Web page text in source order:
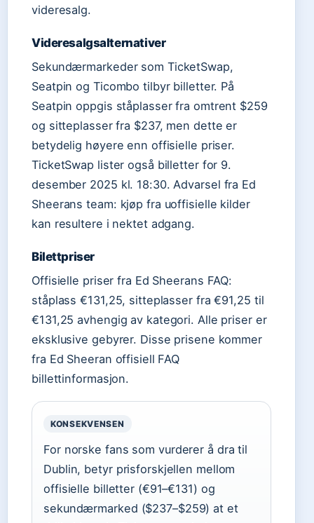
videresalg.
Videresalgsalternativer
Sekundærmarkeder som TicketSwap,
Seatpin og Ticombo tilbyr billetter. På
Seatpin oppgis ståplasser fra omtrent $259
og sitteplasser fra $237, men dette er
betydelig høyere enn offisielle priser.
TicketSwap lister også billetter for 9.
desember 2025 kl. 18:30. Advarsel fra Ed
Sheerans team: kjøp fra uoffisielle kilder
kan resultere i nektet adgang.
Bilettpriser
Offisielle priser fra Ed Sheerans FAQ:
ståplass €131,25, sitteplasser fra €91,25 til
€131,25 avhengig av kategori. Alle priser er
eksklusive gebyrer. Disse prisene kommer
fra Ed Sheeran offisiell FAQ
billettinformasjon.
KONSEKVENSEN
For norske fans som vurderer å dra til
Dublin, betyr prisforskjellen mellom
offisielle billetter (€91–€131) og
sekundærmarked ($237–$259) at et